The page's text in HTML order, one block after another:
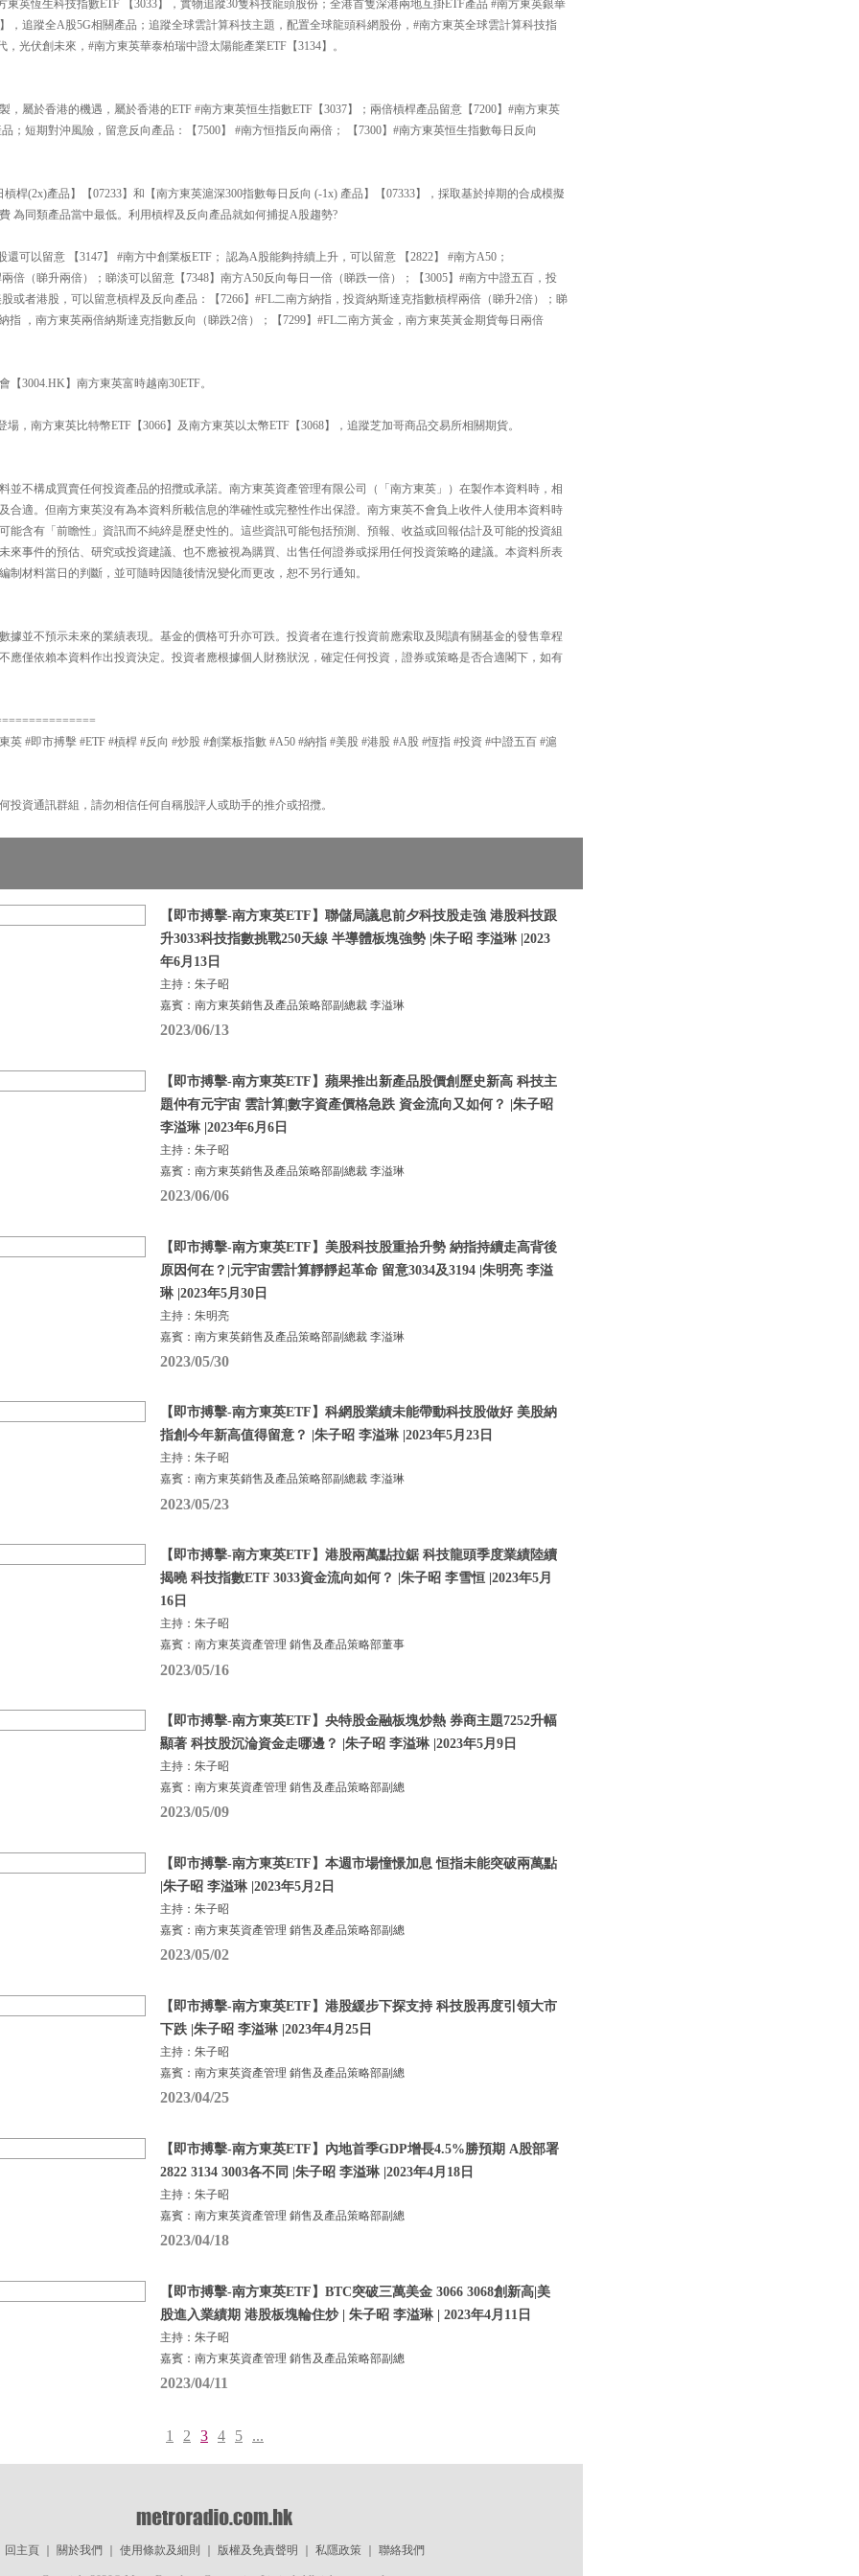
東英恆生科技指數ETF 【3033】，實物追蹤30隻科技龍頭股份；全港首隻深港兩地互掛ETF產品 #南方東英銀華
，追蹤全A股5G相關產品；追蹤全球雲計算科技主題，配置全球龍頭科網股份，#南方東英全球雲計算科技指
，光伏創未來，#南方東英華泰柏瑞中證太陽能產業ETF【3134】。
，屬於香港的機遇，屬於香港的ETF #南方東英恒生指數ETF【3037】；兩倍槓桿產品留意【7200】#南方東英
；短期對沖風險，留意反向產品：【7500】 #南方恒指反向兩倍； 【7300】#南方東英恒生指數每日反向
桿(2x)產品】【07233】和【南方東英滬深300指數每日反向 (-1x) 產品】【07333】，採取基於掉期的合成模擬
為同類產品當中最低。利用槓桿及反向產品就如何捕捉A股趨勢?
可以留意 【3147】 #南方中創業板ETF； 認為A股能夠持續上升，可以留意 【2822】 #南方A50；
倍（睇升兩倍）；睇淡可以留意【7348】南方A50反向每日一倍（睇跌一倍）；【3005】#南方中證五百，投
或者港股，可以留意槓桿及反向產品：【7266】#FL二南方納指，投資納斯達克指數槓桿兩倍（睇升2倍）；睇
指 ，南方東英兩倍納斯達克指數反向（睇跌2倍）；【7299】#FL二南方黃金，南方東英黃金期貨每日兩倍
【3004.HK】南方東英富時越南30ETF。
場，南方東英比特幣ETF【3066】及南方東英以太幣ETF【3068】，追蹤芝加哥商品交易所相關期貨。
並不構成買賣任何投資產品的招攬或承諾。南方東英資產管理有限公司（「南方東英」）在製作本資料時，相
合適。但南方東英沒有為本資料所載信息的準確性或完整性作出保證。南方東英不會負上收件人使用本資料時
能含有「前瞻性」資訊而不純綷是歷史性的。這些資訊可能包括預測、預報、收益或回報估計及可能的投資組
來事件的預估、研究或投資建議、也不應被視為購買、出售任何證券或採用任何投資策略的建議。本資料所表
制材料當日的判斷，並可隨時因隨後情況變化而更改，恕不另行通知。
據並不預示未來的業績表現。基金的價格可升亦可跌。投資者在進行投資前應索取及閱讀有關基金的發售章程
應僅依賴本資料作出投資決定。投資者應根據個人財務狀況，確定任何投資，證券或策略是否合適閣下，如有
英 #即市搏擊 #ETF #槓桿 #反向 #炒股 #創業板指數 #A50 #納指 #美股 #港股 #A股 #恆指 #投資 #中證五百 #滬
投資通訊群組，請勿相信任何自稱股評人或助手的推介或招攬。
【即市搏擊-南方東英ETF】聯儲局議息前夕科技股走強 港股科技跟
升3033科技指數挑戰250天線 半導體板塊強勢 |朱子昭 李溢琳 |2023
年6月13日
主持：朱子昭
嘉賓：南方東英銷售及產品策略部副總裁 李溢琳
2023/06/13
【即市搏擊-南方東英ETF】蘋果推出新產品股價創歷史新高 科技主
題仲有元宇宙 雲計算|數字資產價格急跌 資金流向又如何？ |朱子昭
李溢琳 |2023年6月6日
主持：朱子昭
嘉賓：南方東英銷售及產品策略部副總裁 李溢琳
2023/06/06
【即市搏擊-南方東英ETF】美股科技股重拾升勢 納指持續走高背後
原因何在？|元宇宙雲計算靜靜起革命 留意3034及3194 |朱明亮 李溢
琳 |2023年5月30日
主持：朱明亮
嘉賓：南方東英銷售及產品策略部副總裁 李溢琳
2023/05/30
【即市搏擊-南方東英ETF】科網股業績未能帶動科技股做好 美股納
指創今年新高值得留意？ |朱子昭 李溢琳 |2023年5月23日
主持：朱子昭
嘉賓：南方東英銷售及產品策略部副總裁 李溢琳
2023/05/23
【即市搏擊-南方東英ETF】港股兩萬點拉鋸 科技龍頭季度業績陸續
揭曉 科技指數ETF 3033資金流向如何？ |朱子昭 李雪恒 |2023年5月
16日
主持：朱子昭
嘉賓：南方東英資產管理 銷售及產品策略部董事
2023/05/16
【即市搏擊-南方東英ETF】央特股金融板塊炒熱 券商主題7252升幅
顯著 科技股沉淪資金走哪邊？ |朱子昭 李溢琳 |2023年5月9日
主持：朱子昭
嘉賓：南方東英資產管理 銷售及產品策略部副總
2023/05/09
【即市搏擊-南方東英ETF】本週市場憧憬加息 恒指未能突破兩萬點
|朱子昭 李溢琳 |2023年5月2日
主持：朱子昭
嘉賓：南方東英資產管理 銷售及產品策略部副總
2023/05/02
【即市搏擊-南方東英ETF】港股緩步下探支持 科技股再度引領大市
下跌 |朱子昭 李溢琳 |2023年4月25日
主持：朱子昭
嘉賓：南方東英資產管理 銷售及產品策略部副總
2023/04/25
【即市搏擊-南方東英ETF】內地首季GDP增長4.5%勝預期 A股部署
2822 3134 3003各不同 |朱子昭 李溢琳 |2023年4月18日
主持：朱子昭
嘉賓：南方東英資產管理 銷售及產品策略部副總
2023/04/18
【即市搏擊-南方東英ETF】BTC突破三萬美金 3066 3068創新高|美
股進入業績期 港股板塊輪住炒 | 朱子昭 李溢琳 | 2023年4月11日
主持：朱子昭
嘉賓：南方東英資產管理 銷售及產品策略部副總
2023/04/11
1 2 3 4 5 ...
回主頁｜ 關於我們 使用條款及細則 版權及免責聲明 私隱政策｜ 聯絡我們